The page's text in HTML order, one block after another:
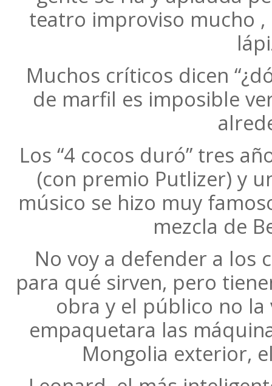
teatro improviso mucho
Muchos críticos dicen
de marfil es imposible
Los “4 cocos duró” tres
(con premio Putlizer) y
músico se hizo muy
mezcla de
No voy a defender a los
para qué sirven, pero
obra y el público no la
empaquetara las
Mongolia exterior,